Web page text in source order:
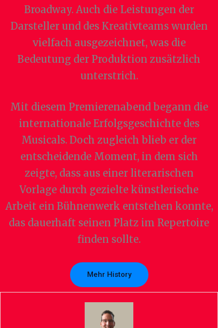
Broadway. Auch die Leistungen der
Darsteller und des Kreativteams wurden
vielfach ausgezeichnet, was die
Bedeutung der Produktion zusätzlich
unterstrich.
Mit diesem Premierenabend begann die
internationale Erfolgsgeschichte des
Musicals. Doch zugleich blieb er der
entscheidende Moment, in dem sich
zeigte, dass aus einer literarischen
Vorlage durch gezielte künstlerische
Arbeit ein Bühnenwerk entstehen konnte,
das dauerhaft seinen Platz im Repertoire
finden sollte.
Mehr History